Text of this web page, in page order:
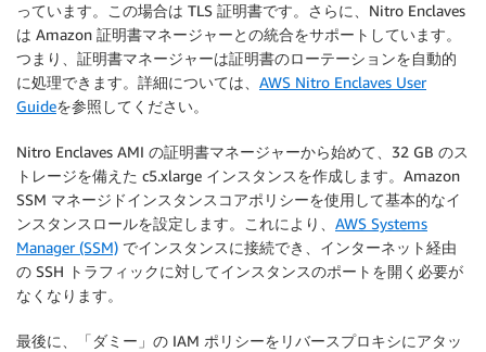
っています。この場合は TLS 証明書です。さらに、Nitro Enclaves
は Amazon 証明書マネージャーとの統合をサポートしています。
つまり、証明書マネージャーは証明書のローテーションを自動的
に処理できます。詳細については、 AWS Nitro Enclaves User
Guideを参照してください。
Nitro Enclaves AMI の証明書マネージャーから始めて、32 GB のス
トレージを備えた c5.xlarge インスタンスを作成します。Amazon
SSM マネージドインスタンスコアポリシーを使用して基本的なイ
ンスタンスロールを設定します。これにより、 AWS Systems
Manager (SSM) でインスタンスに接続でき、インターネット経由
の SSH トラフィックに対してインスタンスのポートを開く必要が
なくなります。
最後に、「ダミー」の IAM ポリシーをリバースプロキシにアタッ